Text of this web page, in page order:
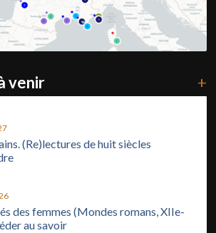
venir +
(Re)lectures de huit siècles
des femmes (Mondes romans, XIIe-
au savoir